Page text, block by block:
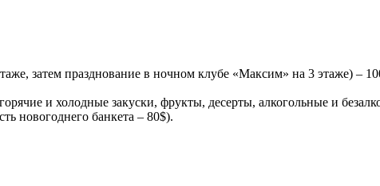
затем празднование в ночном клубе «Максим» на 3 этаже) –
и холодные закуски, фрукты, десерты, алкогольные и
новогоднего банкета – 80$).